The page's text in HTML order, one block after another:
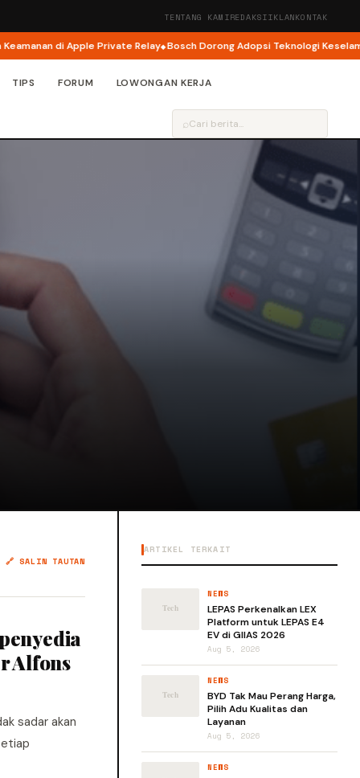
TENTANG KAMIREDAKSIIKLANKONTAK
di Apple Private Relay Bosch Dorong Adopsi Teknologi Keselamatan
TIPS FORUM LOWONGAN KERJA
⌕
🔗 SALIN TAUTAN
Alfons
sadar akan
ARTIKEL TERKAIT
NEWS
LEPAS Perkenalkan LEX
Platform untuk LEPAS E4
EV di GIIAS 2026
Aug 5, 2026
NEWS
BYD Tak Mau Perang Harga,
Pilih Adu Kualitas dan
Layanan
Aug 5, 2026
NEWS